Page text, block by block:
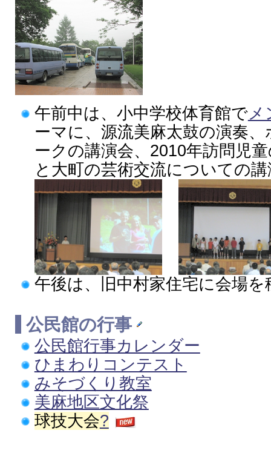
午前中は、小中学校体育館でメ
ーマに、源流美麻太鼓の演奏
ークの講演会、2010年訪問児
と大町の芸術交流についての
午後は、旧中村家住宅に会場を
公民館の行事
公民館行事カレンダー
ひまわりコンテスト
みそづくり教室
美麻地区文化祭
球技大会?